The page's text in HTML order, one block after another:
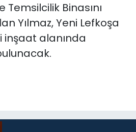
Temsilcilik Binasını
Yılmaz, Yeni Lefkoşa
inşaat alanında